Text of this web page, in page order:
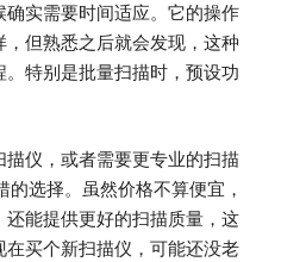
实需要时间适应。它的操作
但熟悉之后就会发现，这种
特别是批量扫描时，预设功
仪，或者需要更专业的扫描
选择。虽然价格不算便宜，
能提供更好的扫描质量，这
买个新扫描仪，可能还没老